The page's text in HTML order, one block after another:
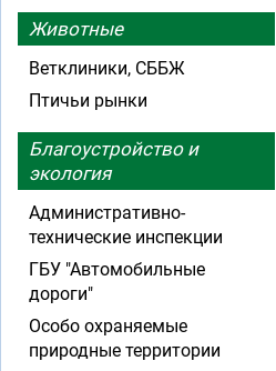
Животные
Ветклиники, СББЖ
Птичьи рынки
Благоустройство и
экология
Административно-
технические инспекции
ГБУ "Автомобильные
дороги"
Особо охраняемые
природные территории